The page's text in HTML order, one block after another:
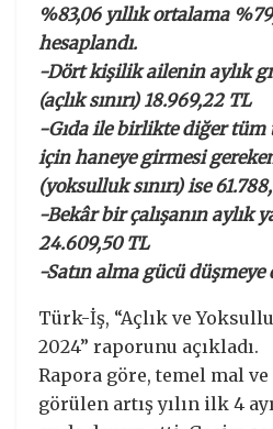
%83,06 yıllık ortalama
hesaplandı.
-Dört kişilik ailenin aylık
(açlık sınırı) 18.969,22 TL
-Gıda ile birlikte diğer tüm
için haneye girmesi
(yoksulluk sınırı) ise
-Bekâr bir çalışanın aylık
24.609,50 TL
-Satın alma gücü düşmeye
Türk-İş, “Açlık ve
2024” raporunu açıkladı.
Rapora göre, temel mal
görülen artış yılın ilk 4